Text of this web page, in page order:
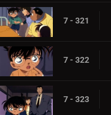
7 - 321
7 - 322
7 - 323